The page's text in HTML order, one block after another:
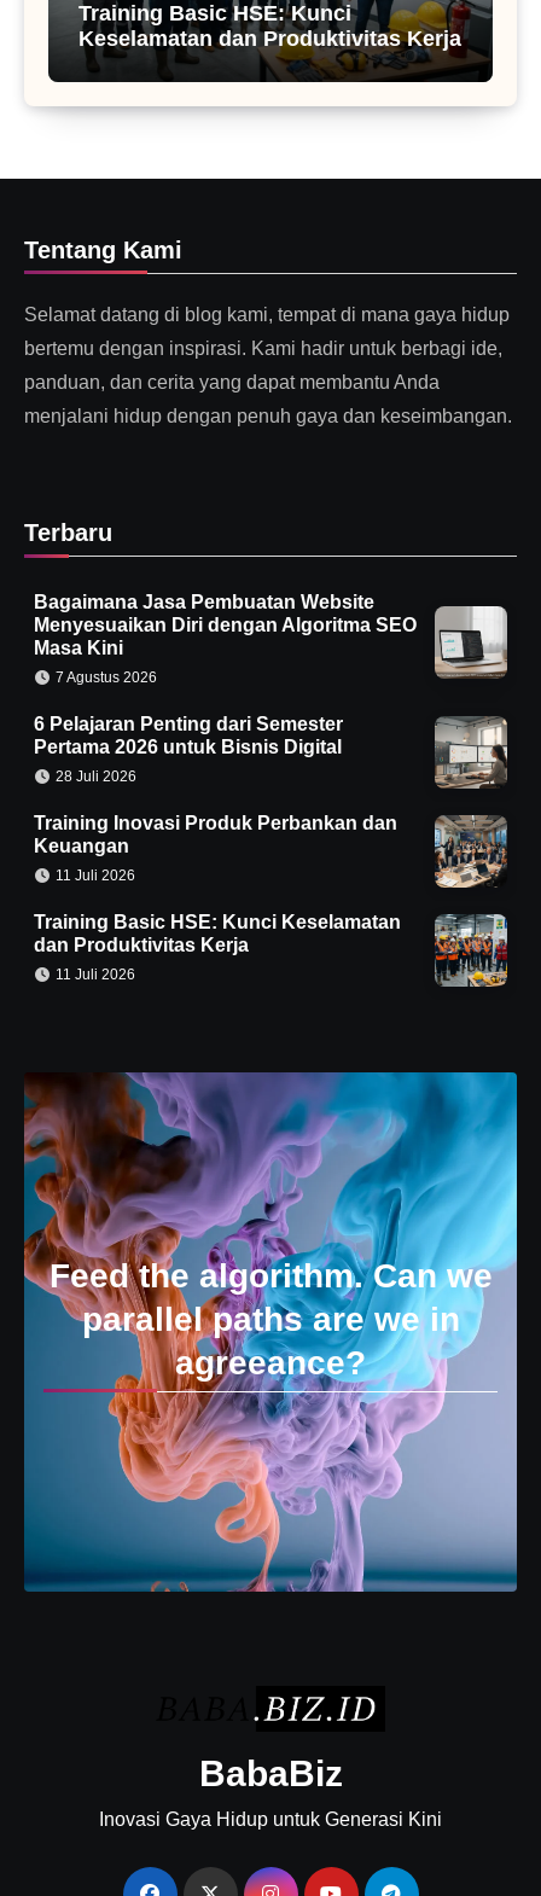
Training Basic HSE: Kunci
Keselamatan dan Produktivitas Kerja
Tentang Kami
Selamat datang di blog kami, tempat di mana gaya hidup
bertemu dengan inspirasi. Kami hadir untuk berbagi ide,
panduan, dan cerita yang dapat membantu Anda
menjalani hidup dengan penuh gaya dan keseimbangan.
Terbaru
Bagaimana Jasa Pembuatan Website
Menyesuaikan Diri dengan Algoritma SEO
Masa Kini
7 Agustus 2026
6 Pelajaran Penting dari Semester
Pertama 2026 untuk Bisnis Digital
28 Juli 2026
Training Inovasi Produk Perbankan dan
Keuangan
11 Juli 2026
Training Basic HSE: Kunci Keselamatan
dan Produktivitas Kerja
11 Juli 2026
Feed the algorithm. Can we
parallel paths are we in
agreeance?
BabaBiz
Inovasi Gaya Hidup untuk Generasi Kini